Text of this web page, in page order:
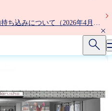
ち込みについて（2026年4月24